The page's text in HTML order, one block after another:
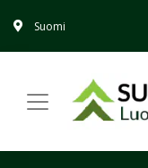
Suomi